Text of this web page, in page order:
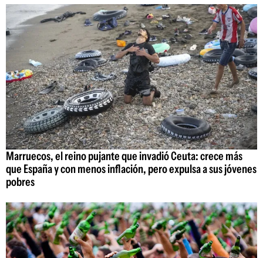
Marruecos, el reino pujante que invadió Ceuta: crece más
que España y con menos inflación, pero expulsa a sus jóvenes
pobres